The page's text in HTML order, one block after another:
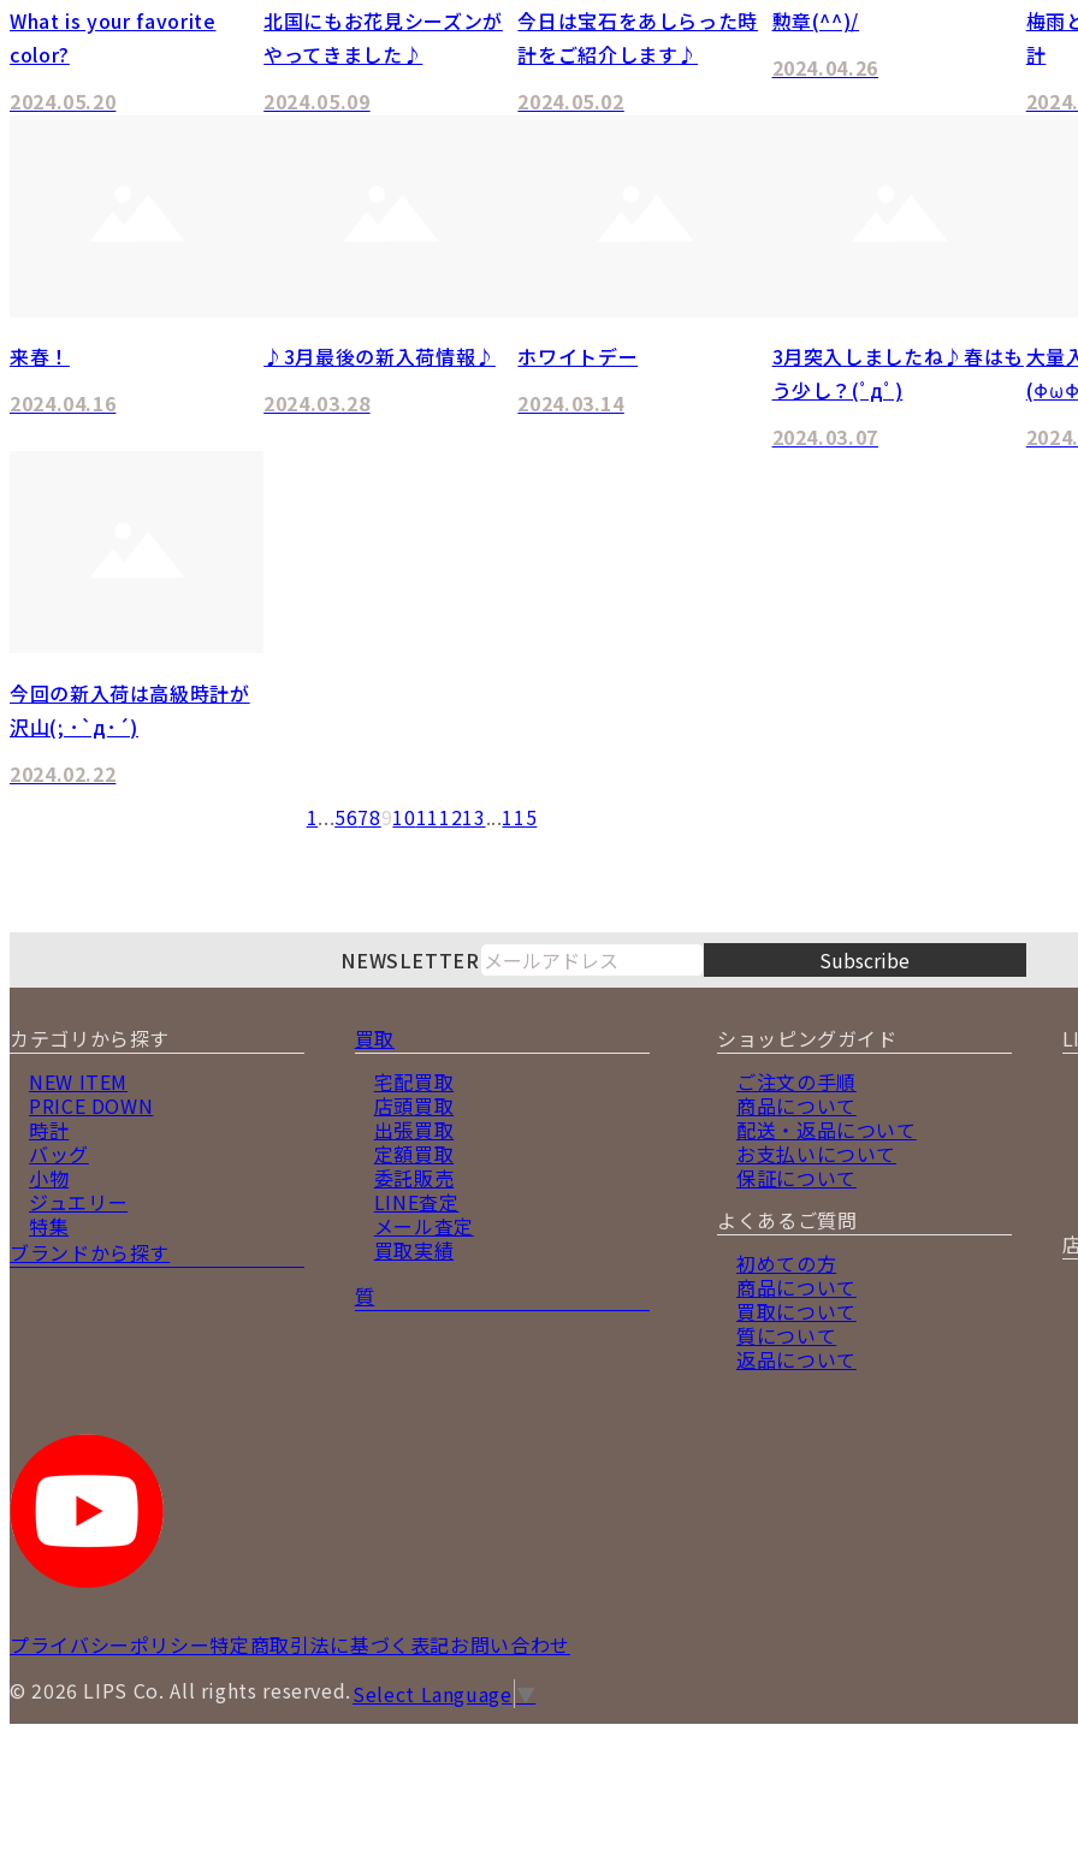
What is your favorite
color?
2024.05.20
北国にもお花見シーズンが
やってきました♪
2024.05.09
今日は宝石をあしらった時
計をご紹介します♪
2024.05.02
勲章(^^)/
2024.04.26
梅雨
計
来春！
2024.04.16
♪3月最後の新入荷情報♪
2024.03.28
ホワイトデー
2024.03.14
3月突入しましたね♪春はも
う少し？(ﾟдﾟ)
2024.03.07
大量
今回の新入荷は高級時計が
沢山(; ･`д･´)
2024.02.22
1...5678910111213...115
NEWSLETTER Subscribe
カテゴリから探す
NEW ITEM
PRICE DOWN
時計
バッグ
小物
ジュエリー
特集
ブランドから探す
買取
宅配買取
店頭買取
出張買取
定額買取
委託販売
LINE査定
メール査定
買取実績
質
ショッピングガイド
ご注文の手順
商品について
配送・返品について
お支払いについて
保証について
よくあるご質問
初めての方
商品について
買取について
質について
返品について
プライバシーポリシー特定商取引法に基づく表記お問い合わせ
© 2026 LIPS Co. All rights reserved.Select Language ▼